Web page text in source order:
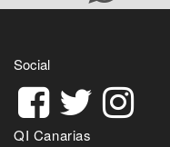
Social
QI Canarias